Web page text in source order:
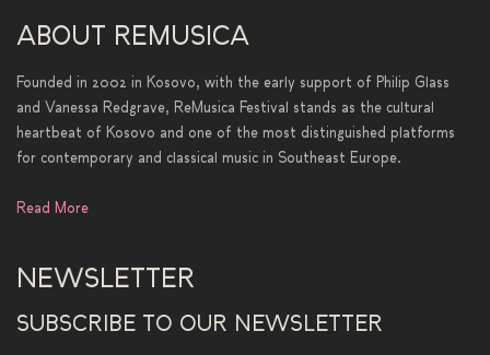
ABOUT REMUSICA
Founded in 2002 in Kosovo, with the early support of Philip Glass
and Vanessa Redgrave, ReMusica Festival stands as the cultural
heartbeat of Kosovo and one of the most distinguished platforms
for contemporary and classical music in Southeast Europe.
Read More
NEWSLETTER
SUBSCRIBE TO OUR NEWSLETTER